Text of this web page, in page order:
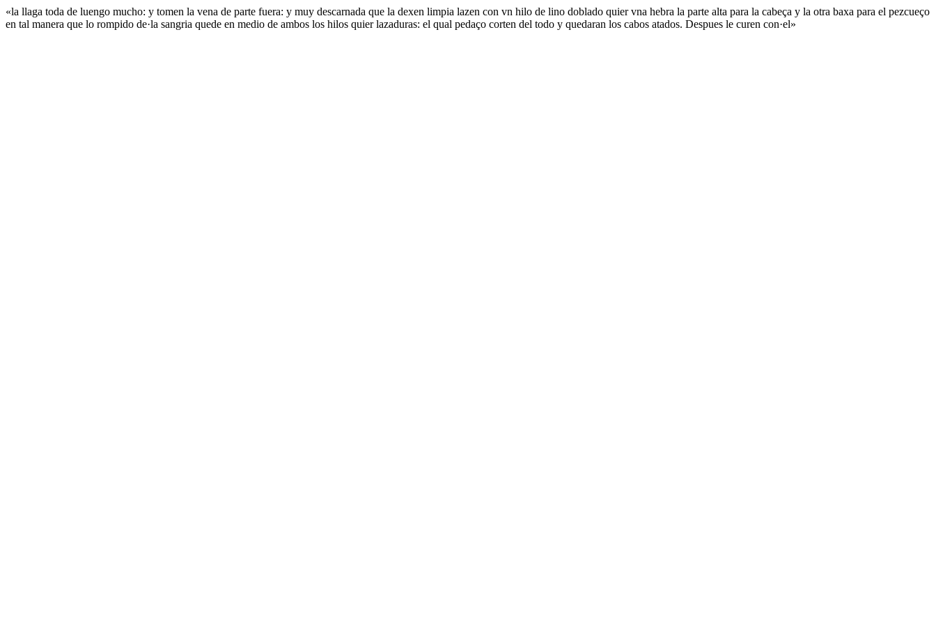
«la llaga toda de luengo mucho: y tomen la vena de parte fuera: y muy descarnada que la dexen limpia lazen con vn hilo de lino doblado quier vna hebra la parte alta para la cabeça y la otra baxa para el pezcueço
en tal manera que lo rompido de·la sangria quede en medio de ambos los hilos quier lazaduras: el qual pedaço corten del todo y quedaran los cabos atados. Despues le curen con·el»